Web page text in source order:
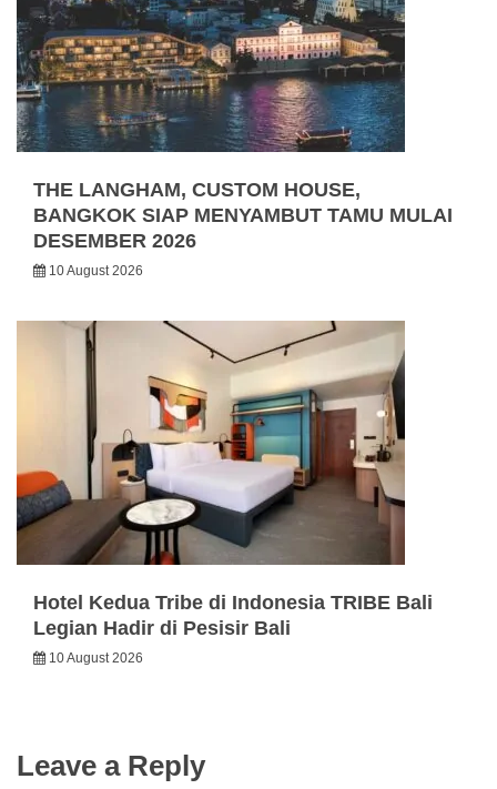
THE LANGHAM, CUSTOM HOUSE,
BANGKOK SIAP MENYAMBUT TAMU MULAI
DESEMBER 2026
10 August 2026
Hotel Kedua Tribe di Indonesia TRIBE Bali
Legian Hadir di Pesisir Bali
10 August 2026
Leave a Reply